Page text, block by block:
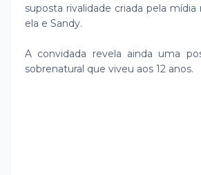
suposta rivalidade criada pela
ela e Sandy.
A convidada revela ainda uma
sobrenatural que viveu aos 12 anos.